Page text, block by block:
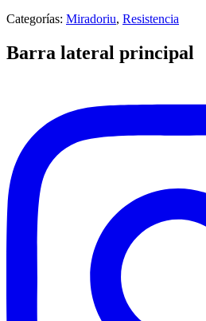
Categorías: Miradoriu, Resistencia
Barra lateral principal